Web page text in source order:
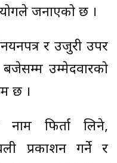
जनाएको छ ।
र उजुरी उपर
उम्मेदवारको
छ ।
नाम फिर्ता लिने,
प्रकाशन गर्ने र